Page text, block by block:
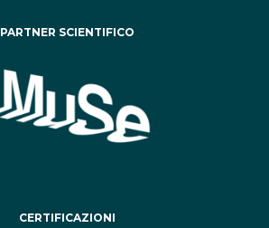
PARTNER SCIENTIFICO
CERTIFICAZIONI